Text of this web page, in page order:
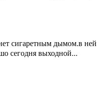
сигаретным дымом.в ней
сегодня выходной...